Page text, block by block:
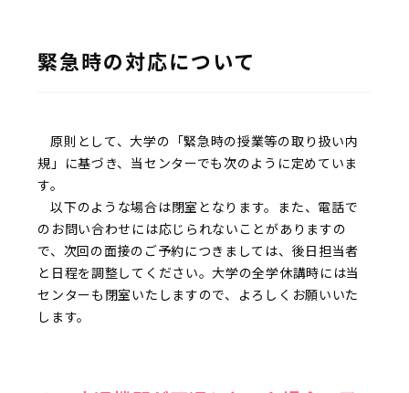
緊急時の対応について
原則として、大学の「緊急時の授業等の取り扱い内
規」に基づき、当センターでも次のように定めていま
す。
以下のような場合は閉室となります。また、電話で
のお問い合わせには応じられないことがありますの
で、次回の面接のご予約につきましては、後日担当者
と日程を調整してください。大学の全学休講時には当
センターも閉室いたしますので、よろしくお願いいた
します。